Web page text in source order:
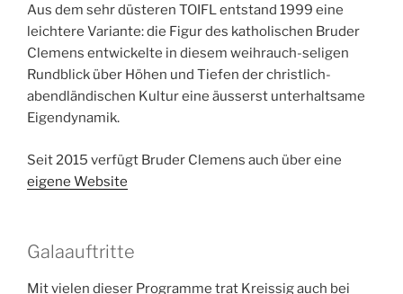
Aus dem sehr düsteren TOIFL entstand 1999 eine
leichtere Variante: die Figur des katholischen Bruder
Clemens entwickelte in diesem weihrauch-seligen
Rundblick über Höhen und Tiefen der christlich-
abendländischen Kultur eine äusserst unterhaltsame
Eigendynamik.
Seit 2015 verfügt Bruder Clemens auch über eine
eigene Website
Galaauftritte
Mit vielen dieser Programme trat Kreissig auch bei